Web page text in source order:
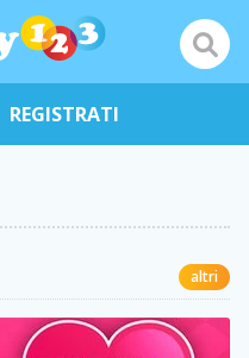
REGISTRATI
altri